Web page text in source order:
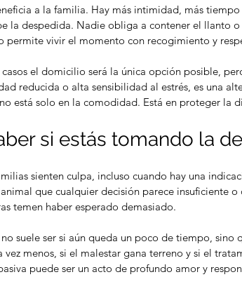
cenizas de
opciones
Cremación
cremación
responsables
veneno
a la familia. Hay más intimidad, más
la despedida. Nadie obliga a contener el llanto o
permite vivir el momento con recogimiento y
el domicilio será la única opción posible,
reducida o alta sensibilidad al estrés, es una
está solo en la comodidad. Está en proteger la
si estás tomando la
sienten culpa, incluso cuando hay una
que cualquier decisión parece insuficiente
temen haber esperado demasiado.
suele ser si aún queda un poco de tiempo,
vez menos, si el malestar gana terreno y si el
puede ser un acto de profundo amor y